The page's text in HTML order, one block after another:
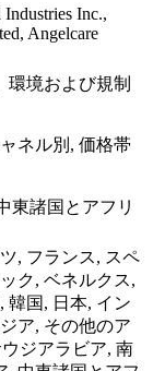
Inc.,
Angelcare
環境および規制
ネル別, 価格帯
東諸国とアフリ
, フランス, スペ
ク, ベネルクス,
韓国, 日本, イン
ア, その他のア
ジアラビア, 南